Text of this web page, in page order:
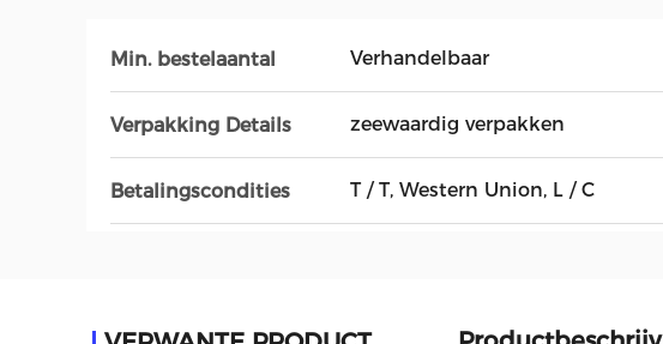
Min. bestelaantal Verhandelbaar
Verpakking Details zeewaardig verpakken
Betalingscondities T / T, Western Union, L / C